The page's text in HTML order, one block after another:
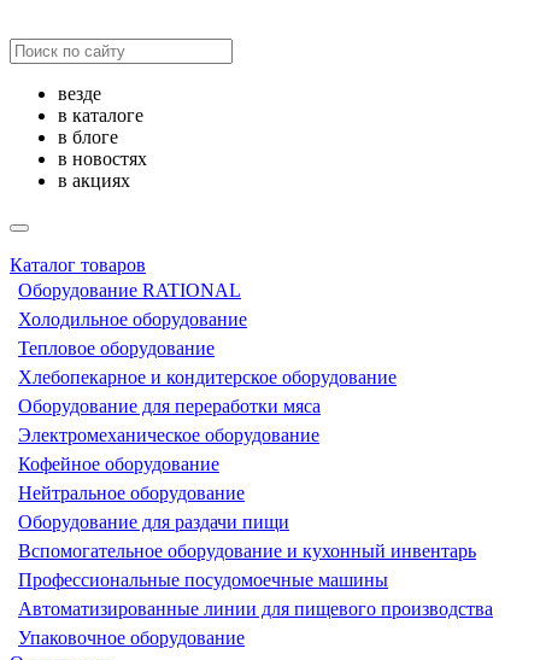
везде
в каталоге
в блоге
в новостях
в акциях
Каталог товаров
Оборудование RATIONAL
Холодильное оборудование
Тепловое оборудование
Хлебопекарное и кондитерское оборудование
Оборудование для переработки мяса
Электромеханическое оборудование
Кофейное оборудование
Нейтральное оборудование
Оборудование для раздачи пищи
Вспомогательное оборудование и кухонный инвентарь
Профессиональные посудомоечные машины
Автоматизированные линии для пищевого производства
Упаковочное оборудование